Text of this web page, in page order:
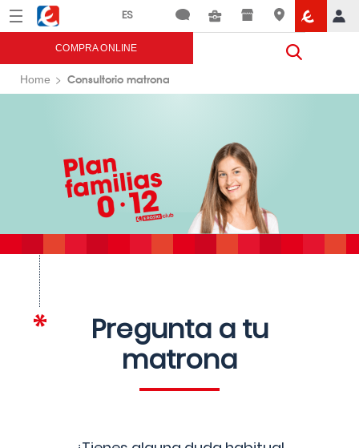
Menú Eroski
COMPRA ONLINE
Home Consultorio matrona
Pregunta a tu
matrona